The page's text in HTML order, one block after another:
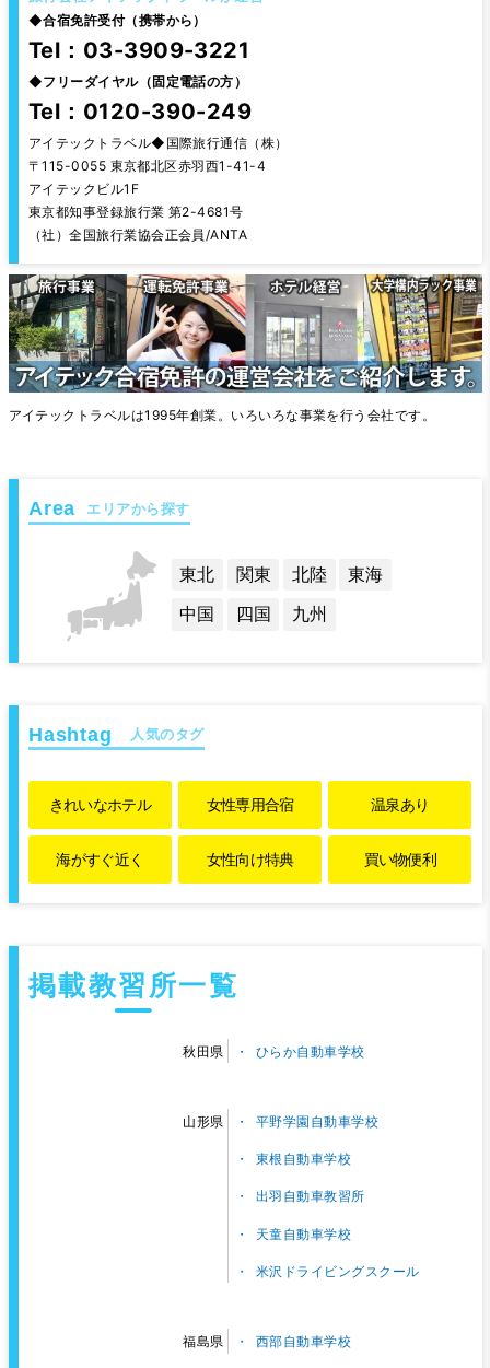
◆合宿免許受付（携帯から）
Tel：03-3909-3221
◆フリーダイヤル（固定電話の方）
Tel：0120-390-249
アイテックトラベル◆国際旅行通信（株）
〒115-0055 東京都北区赤羽西1-41-4
アイテックビル1F
東京都知事登録旅行業 第2-4681号
（社）全国旅行業協会正会員/ANTA
アイテックトラベルは1995年創業。いろいろな事業を行う会社です。
エリアから探す
東北 関東 北陸
東海
中国
四国 九州
人気のタグ
きれいなホテル 女性専用合宿 温泉あり
海がすぐ近く 女性向け特典 買い物便利
掲載教習所一覧
秋田県 ひらか自動車学校
山形県 平野学園自動車学校
東根自動車学校
出羽自動車教習所
天童自動車学校
米沢ドライビングスクール
福島県 西部自動車学校